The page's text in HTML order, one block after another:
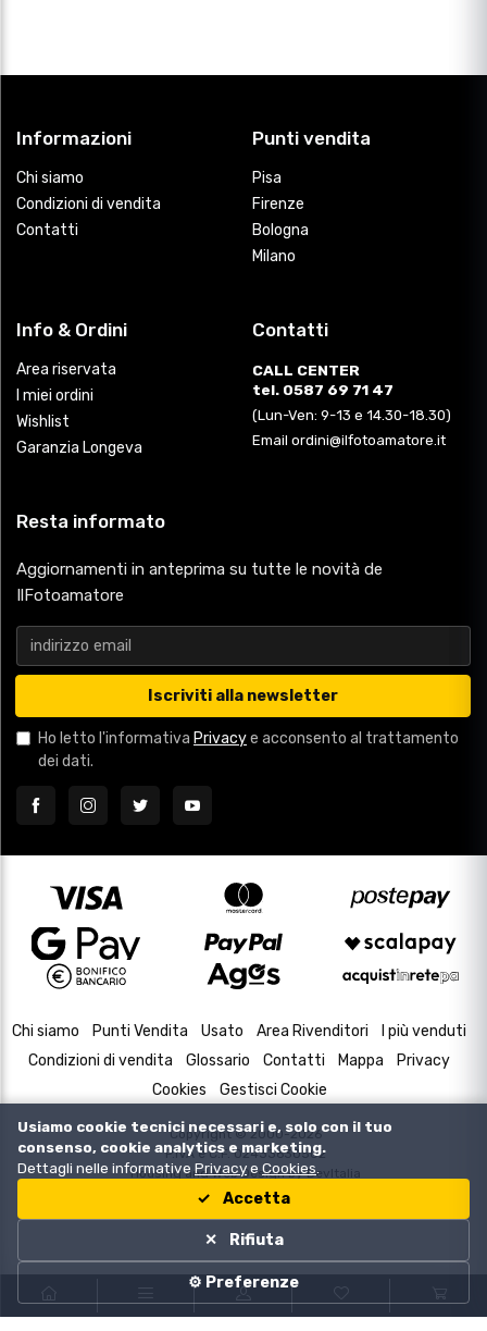
Informazioni
Chi siamo
Condizioni di vendita
Contatti
Punti vendita
Pisa
Firenze
Bologna
Milano
Info & Ordini
Area riservata
I miei ordini
Wishlist
Garanzia Longeva
Contatti
CALL CENTER
tel. 0587 69 71 47
(Lun-Ven: 9-13 e 14.30-18.30)
Email ordini@ilfotoamatore.it
Resta informato
Aggiornamenti in anteprima su tutte le novità de
IlFotoamatore
Iscriviti alla newsletter
Ho letto l'informativa Privacye acconsento al trattamento
dei dati.
Chi siamo Punti Vendita Usato Area Rivenditori
I più venduti
Condizioni di vendita
Glossario Contatti Mappa
Privacy
Cookies
Gestisci Cookie
Copyright © 2000-2026
P.IVA e C.F. 02433630502
Housing and Web Design byDevItalia
Usiamo cookie tecnici necessari e, solo con il tuo
consenso, cookie analytics e marketing.
Dettagli nelle informativePrivacye Cookies
Accetta
Rifiuta
⚙️ Preferenze